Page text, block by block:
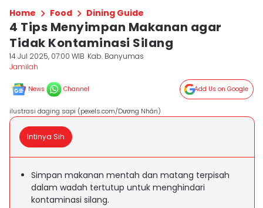
Home Food Dining Guide
4 Tips Menyimpan Makanan agar
Tidak Kontaminasi Silang
14 Jul 2025, 07:00 WIB Kab. Banyumas
Jamilah
News Channel Add Us on Google
ilustrasi daging sapi (pexels.com/Dương Nhân)
Intinya Sih
Simpan makanan mentah dan matang terpisah
dalam wadah tertutup untuk menghindari
kontaminasi silang.